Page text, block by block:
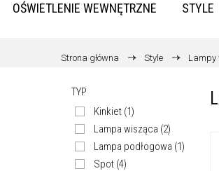
OŚWIETLENIE WEWNĘTRZNE STYLE
Strona główna Style Lampy
TYP
Kinkiet (1)
Lampa wisząca (2)
Lampa podłogowa (1)
Spot (4)